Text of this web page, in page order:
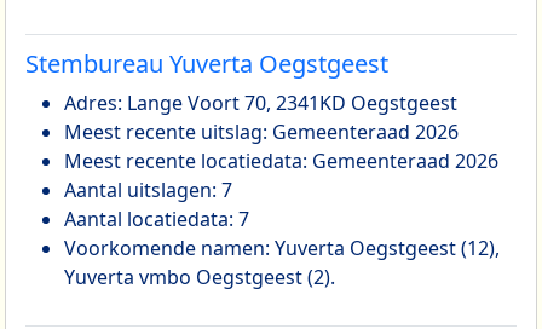
Stembureau Yuverta Oegstgeest
Adres: Lange Voort 70, 2341KD Oegstgeest
Meest recente uitslag: Gemeenteraad 2026
Meest recente locatiedata: Gemeenteraad 2026
Aantal uitslagen: 7
Aantal locatiedata: 7
Voorkomende namen: Yuverta Oegstgeest (12),
Yuverta vmbo Oegstgeest (2).